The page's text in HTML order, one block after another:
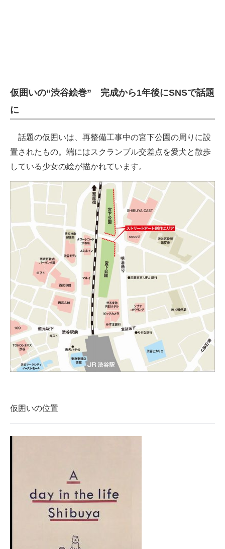
仮囲いの“渋谷絵巻” 完成から1年後にSNSで話題
に
話題の仮囲いは、再整備工事中の宮下公園の周りに設
置されたもの。端にはスクランブル交差点を愛犬と散歩
している少女の絵が描かれています。
仮囲いの位置